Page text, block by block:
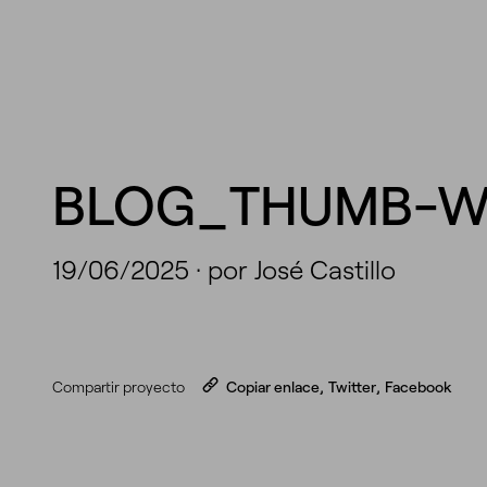
BLOG_THUMB-
19/06/2025 · por José Castillo
Compartir proyecto Copiar enlace Twitter Facebook